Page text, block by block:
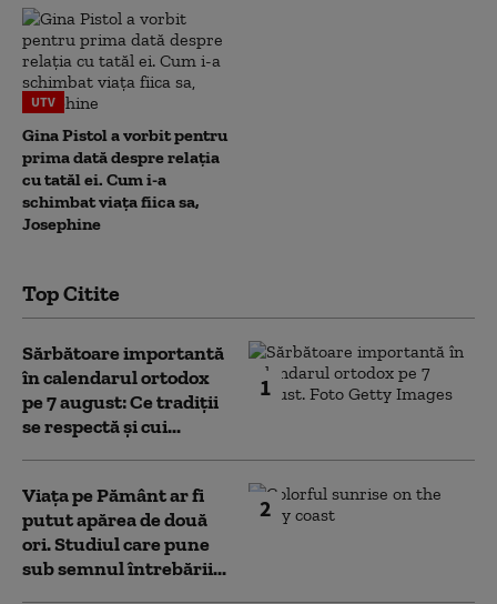
UTV
Gina Pistol a vorbit pentru
prima dată despre relația
cu tatăl ei. Cum i-a
schimbat viața fiica sa,
Josephine
Top Citite
1
Sărbătoare importantă
în calendarul ortodox
pe 7 august: Ce tradiții
se respectă și cui...
2
Viața pe Pământ ar fi
putut apărea de două
ori. Studiul care pune
sub semnul întrebării...